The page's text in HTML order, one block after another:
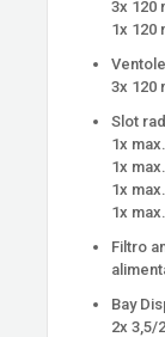
3x 120
1x 120
3x 120
Slot
1x
1x
1x
1x
Filtro
Bay
2x 3,5/